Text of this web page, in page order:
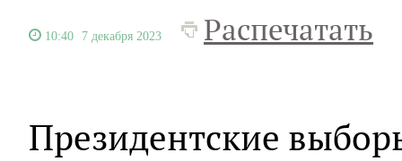
10:40 7 декабря 2023 Распечатать
Президентские